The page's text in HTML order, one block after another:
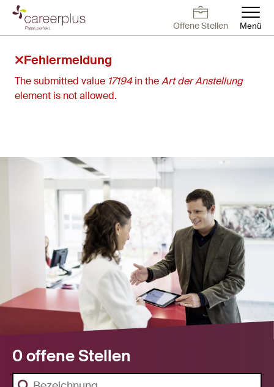
Direkt
zum
Inhalt
Offene Stellen Menü
Für Arbeitnehmer
Blog
Über uns
Deutsch Français English
Fehlermeldung
The submitted value 17194in theArt der Anstellung
element is not allowed.
0 offene Stellen